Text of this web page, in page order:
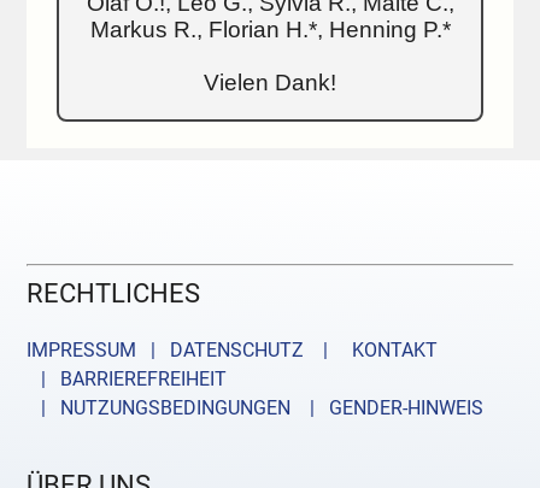
Markus R., Florian H.*, Henning P.*
Vielen Dank!
RECHTLICHES
IMPRESSUM | DATENSCHUTZ |
KONTAKT
| BARRIEREFREIHEIT
| NUTZUNGSBEDINGUNGEN
| GENDER-HINWEIS